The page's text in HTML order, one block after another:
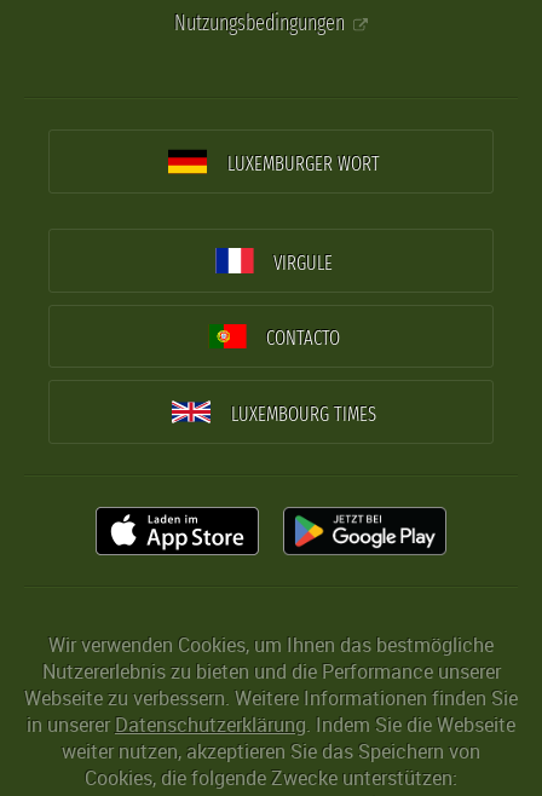
Nutzungsbedingungen
LUXEMBURGER WORT
VIRGULE
CONTACTO
LUXEMBOURG TIMES
Wir verwenden Cookies, um Ihnen das bestmögliche
Nutzererlebnis zu bieten und die Performance unserer
Webseite zu verbessern. Weitere Informationen finden Sie
in unserer Datenschutzerklärung. Indem Sie die Webseite
weiter nutzen, akzeptieren Sie das Speichern von
Cookies, die folgende Zwecke unterstützen: